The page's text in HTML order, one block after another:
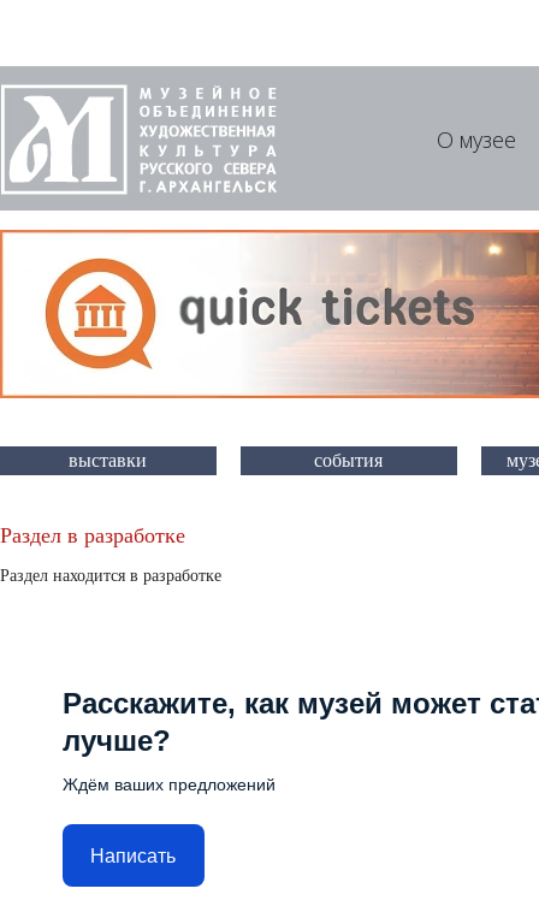
О музее
выставки события
Раздел в разработке
Раздел находится в разработке
Расскажите, как музей может
лучше?
Ждём ваших предложений
Написать